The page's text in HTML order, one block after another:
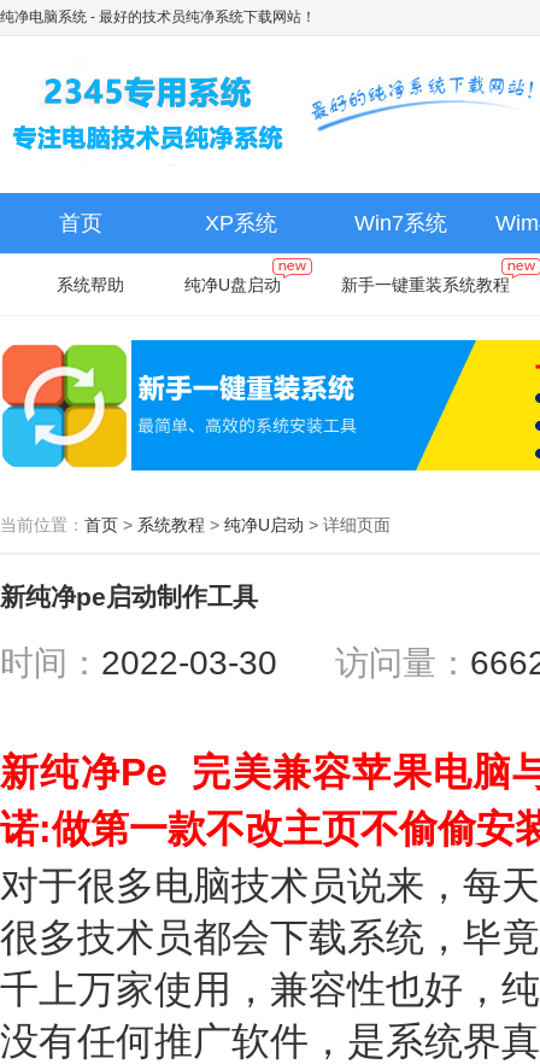
纯净电脑系统 - 最好的技术员纯净系统下载网站！
首页 XP系统 Win7系统
系统帮助 纯净U盘启动 新手一键重装系统教程
当前位置： 首页 > 系统教程 > 纯净U启动 > 详细页面
新纯净pe启动制作工具
时间： 2022-03-30 访问量：
新纯净Pe 完美兼容苹果电脑
诺:做第一款不改主页不偷偷安
对于很多电脑技术员说来，每
很多技术员都会下载系统，毕
千上万家使用，兼容性也好，
没有任何推广软件，是系统界